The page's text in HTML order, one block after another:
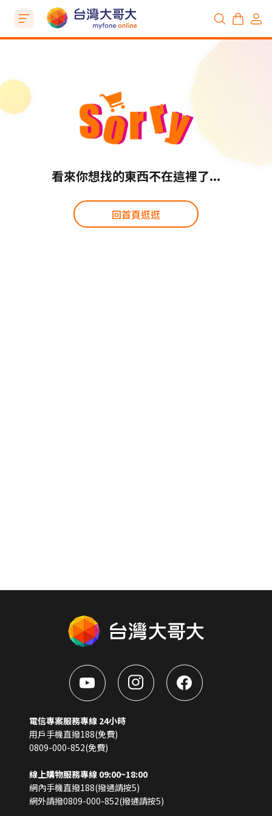
看來你想找的東西不在這裡了...
回首頁逛逛
電信專案服務專線 24小時
用戶手機直撥188(免費)
0809-000-852(免費)
線上購物服務專線 09:00~18:00
網內手機直撥188(撥通請按5)
網外請撥0809-000-852(撥通請按5)